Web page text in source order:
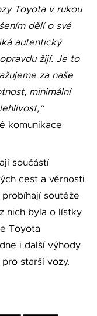
Toyota v rukou
dělí o své
autentický
žijí. Je to
za naše
minimální
komunikace
součástí
cest a věrnosti
soutěže
nich byla o lístky
Toyota
i další výhody
starší vozy.